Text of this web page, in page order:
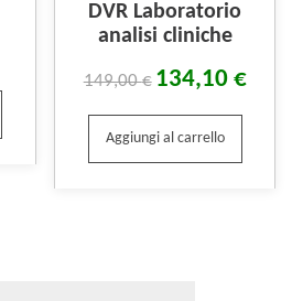
DVR Laboratorio
analisi cliniche
149,00€ 134,10 €
Aggiungi al carrello